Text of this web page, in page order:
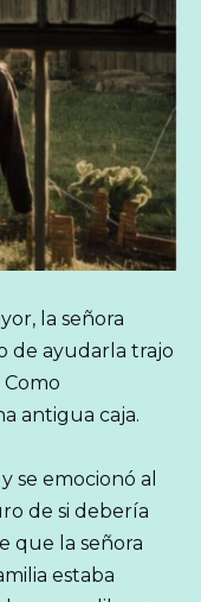
la señora
de ayudarla trajo
Como
antigua caja.
se emocionó al
de si debería
que la señora
estaba